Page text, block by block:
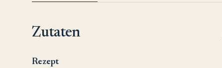
Zutaten
Rezept